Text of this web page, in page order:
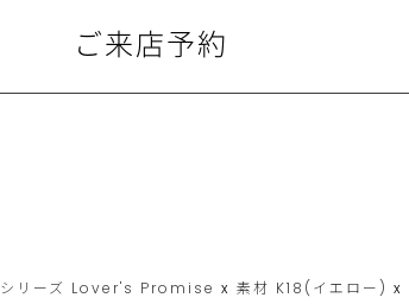
ご来店予約
シリーズ Lover's Promise x 素材 K18(イエロー) x